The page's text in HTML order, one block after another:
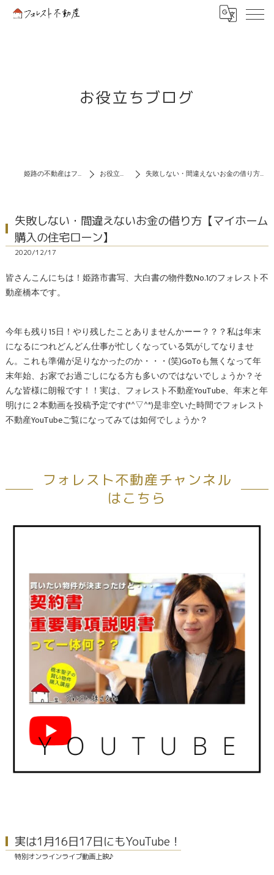
お役立ちブログ
姫路の不動産はフォレスト不動産 お役立ちブログ 失敗しない・間違えないお金の借り方【マイホーム購入の住宅ローン】
失敗しない・間違えないお金の借り方【マイホーム
購入の住宅ローン】
2020/12/17
皆さんこんにちは！姫路市書写、大白書の物件数No.1のフォレスト不
動産橋本です。
今年も残り15日！やり残したことありませんかーー？？？私は年末
になるにつれどんどん仕事が忙しくなっている気がしてなりませ
ん。これも準備が足りなかったのか・・・(笑)GoToも無くなって年
末年始、お家でお過ごしになる方も多いのではないでしょうか？そ
んな皆様に朗報です！！実は、フォレスト不動産YouTube、年末と年
明けに２本動画を投稿予定です(*^▽^*)是非空いた時間でフォレスト
不動産YouTubeご覧になってみては如何でしょうか？
フォレスト不動産チャンネル
はこちら
実は1月16日17日にもYouTube！
特別オンラインライブ動画上映♪